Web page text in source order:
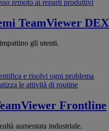
remoto ai reparti produttivi
TeamViewer DEX
gli utenti.
e risolvi ogni problema
le attività di routine
Frontline
aumentata industriale.